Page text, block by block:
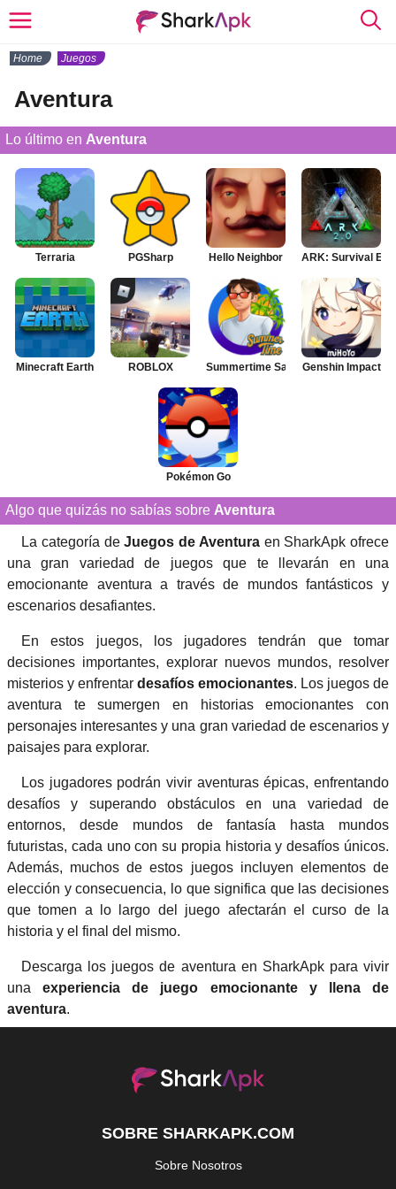
Home Juegos
Aventura
Lo último en Aventura
Terraria PGSharp Hello Neighbor ARK: Survival
Minecraft Earth ROBLOX Summertime Saga Genshin Impact
Pokémon Go
Algo que quizás no sabías sobre Aventura
La categoría deJuegos de Aventuraen SharkApk ofrece
una gran variedad de juegos que te llevarán en una
emocionante aventura a través de mundos fantásticos y
escenarios desafiantes.
En estos juegos, los jugadores tendrán que tomar
decisiones importantes, explorar nuevos mundos, resolver
misterios y enfrentar desafíos emocionantes. Los juegos de
aventura te sumergen en historias emocionantes con
personajes interesantes y una gran variedad de escenarios y
paisajes para explorar.
Los jugadores podrán vivir aventuras épicas, enfrentando
desafíos y superando obstáculos en una variedad de
entornos, desde mundos de fantasía hasta mundos
futuristas, cada uno con su propia historia y desafíos únicos.
Además, muchos de estos juegos incluyen elementos de
elección y consecuencia, lo que significa que las decisiones
que tomen a lo largo del juego afectarán el curso de la
historia y el final del mismo.
Descarga los juegos de aventura en SharkApk para vivir
unaexperiencia de juego emocionante y llena de
aventura.
SOBRE SHARKAPK.COM
Sobre Nosotros